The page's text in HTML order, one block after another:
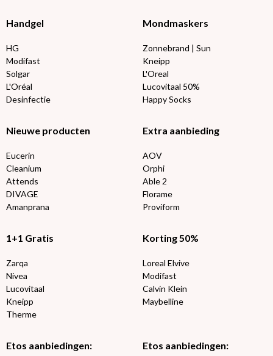
Handgel
HG
Modifast
Solgar
L'Oréal
Desinfectie
Mondmaskers
Zonnebrand | Sun
Kneipp
L'Oreal
Lucovitaal 50%
Happy Socks
Nieuwe producten
Eucerin
Cleanium
Attends
DIVAGE
Amanprana
Extra aanbieding
AOV
Orphi
Able 2
Florame
Proviform
1+1 Gratis
Zarqa
Nivea
Lucovitaal
Kneipp
Therme
Korting 50%
Loreal Elvive
Modifast
Calvin Klein
Maybelline
Etos aanbiedingen: Etos aanbiedingen: